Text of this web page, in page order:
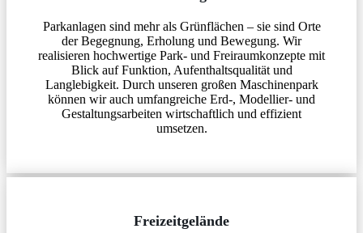
Kontakt
Parkanlagen sind mehr als Grünflächen – sie sind Orte
der Begegnung, Erholung und Bewegung. Wir
realisieren hochwertige Park- und Freiraumkonzepte mit
Blick auf Funktion, Aufenthaltsqualität und
Langlebigkeit. Durch unseren großen Maschinenpark
können wir auch umfangreiche Erd-, Modellier- und
Gestaltungsarbeiten wirtschaftlich und effizient
umsetzen.
Freizeitgelände